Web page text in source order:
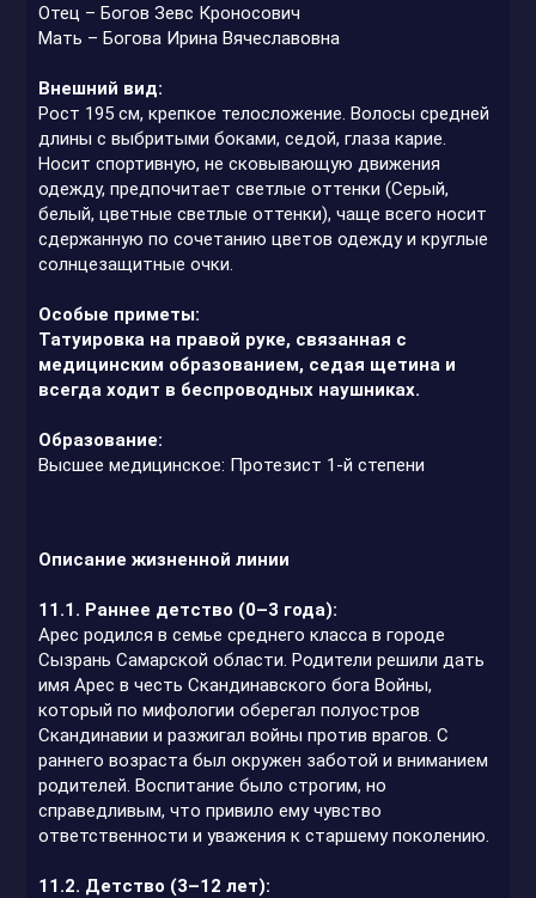
Отец – Богов Зевс Кроносович
Мать – Богова Ирина Вячеславовна
Внешний вид:
Рост 195 см, крепкое телосложение. Волосы средней
длины с выбритыми боками, седой, глаза карие.
Носит спортивную, не сковывающую движения
одежду, предпочитает светлые оттенки (Серый,
белый, цветные светлые оттенки), чаще всего носит
сдержанную по сочетанию цветов одежду и круглые
солнцезащитные очки.
Особые приметы:
Татуировка на правой руке, связанная с
медицинским образованием, седая щетина и
всегда ходит в беспроводных наушниках.
Образование:
Высшее медицинское: Протезист 1-й степени
Описание жизненной линии
11.1. Раннее детство (0–3 года):
Арес родился в семье среднего класса в городе
Сызрань Самарской области. Родители решили дать
имя Арес в честь Скандинавского бога Войны,
который по мифологии оберегал полуостров
Скандинавии и разжигал войны против врагов. С
раннего возраста был окружен заботой и вниманием
родителей. Воспитание было строгим, но
справедливым, что привило ему чувство
ответственности и уважения к старшему поколению.
11.2. Детство (3–12 лет):